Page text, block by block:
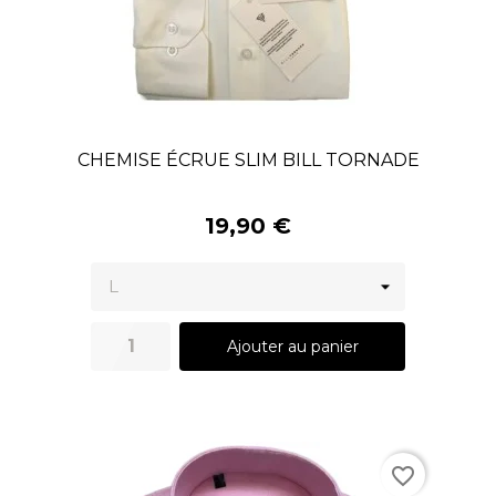
CHEMISE ÉCRUE SLIM BILL TORNADE
19,90 €
Ajouter au panier
favorite_border